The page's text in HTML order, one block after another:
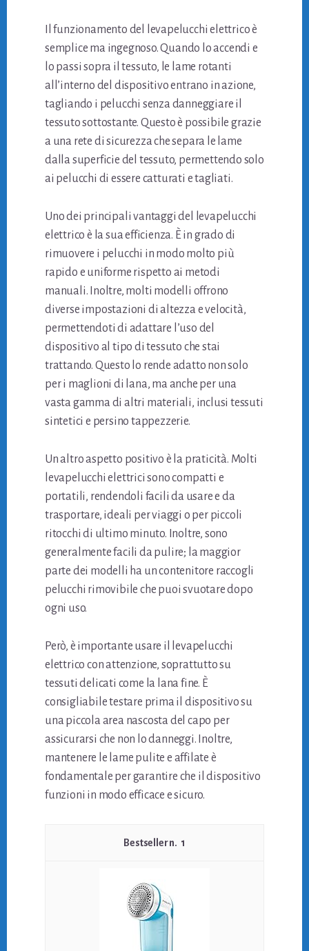
Il funzionamento del levapelucchi elettrico è
semplice ma ingegnoso. Quando lo accendi e
lo passi sopra il tessuto, le lame rotanti
all’interno del dispositivo entrano in azione,
tagliando i pelucchi senza danneggiare il
tessuto sottostante. Questo è possibile grazie
a una rete di sicurezza che separa le lame
dalla superficie del tessuto, permettendo solo
ai pelucchi di essere catturati e tagliati.
Uno dei principali vantaggi del levapelucchi
elettrico è la sua efficienza. È in grado di
rimuovere i pelucchi in modo molto più
rapido e uniforme rispetto ai metodi
manuali. Inoltre, molti modelli offrono
diverse impostazioni di altezza e velocità,
permettendoti di adattare l’uso del
dispositivo al tipo di tessuto che stai
trattando. Questo lo rende adatto non solo
per i maglioni di lana, ma anche per una
vasta gamma di altri materiali, inclusi tessuti
sintetici e persino tappezzerie.
Un altro aspetto positivo è la praticità. Molti
levapelucchi elettrici sono compatti e
portatili, rendendoli facili da usare e da
trasportare, ideali per viaggi o per piccoli
ritocchi di ultimo minuto. Inoltre, sono
generalmente facili da pulire; la maggior
parte dei modelli ha un contenitore raccogli
pelucchi rimovibile che puoi svuotare dopo
ogni uso.
Però, è importante usare il levapelucchi
elettrico con attenzione, soprattutto su
tessuti delicati come la lana fine. È
consigliabile testare prima il dispositivo su
una piccola area nascosta del capo per
assicurarsi che non lo danneggi. Inoltre,
mantenere le lame pulite e affilate è
fondamentale per garantire che il dispositivo
funzioni in modo efficace e sicuro.
1